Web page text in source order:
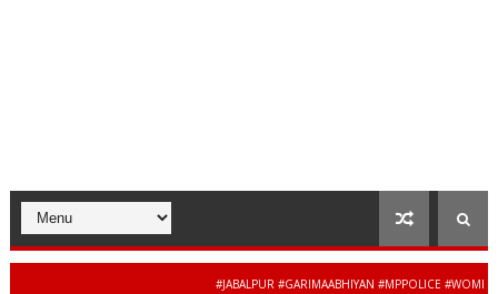
#JABALPUR #GARIMAABHIYAN #MPPOLICE